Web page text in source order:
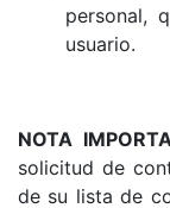
personal,
usuario.
NOTA
solicitud de
de su lista de